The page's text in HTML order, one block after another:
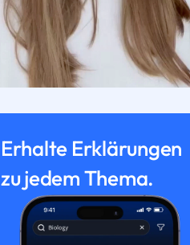
Erhalte Erklärungen
zu jedem Thema.